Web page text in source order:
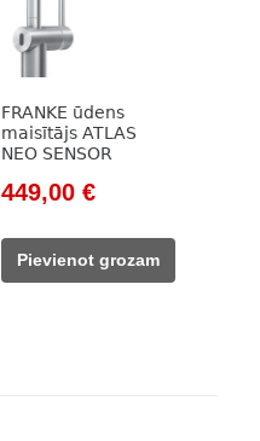
FRANKE ūdens
maisītājs ATLAS
NEO SENSOR
Original
was:
599,00 €.
449,00 €Current
449,00 €.
Pievienot grozam